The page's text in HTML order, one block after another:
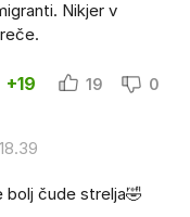
Nikjer v
+19 19 0
bolj čude strelja🤣